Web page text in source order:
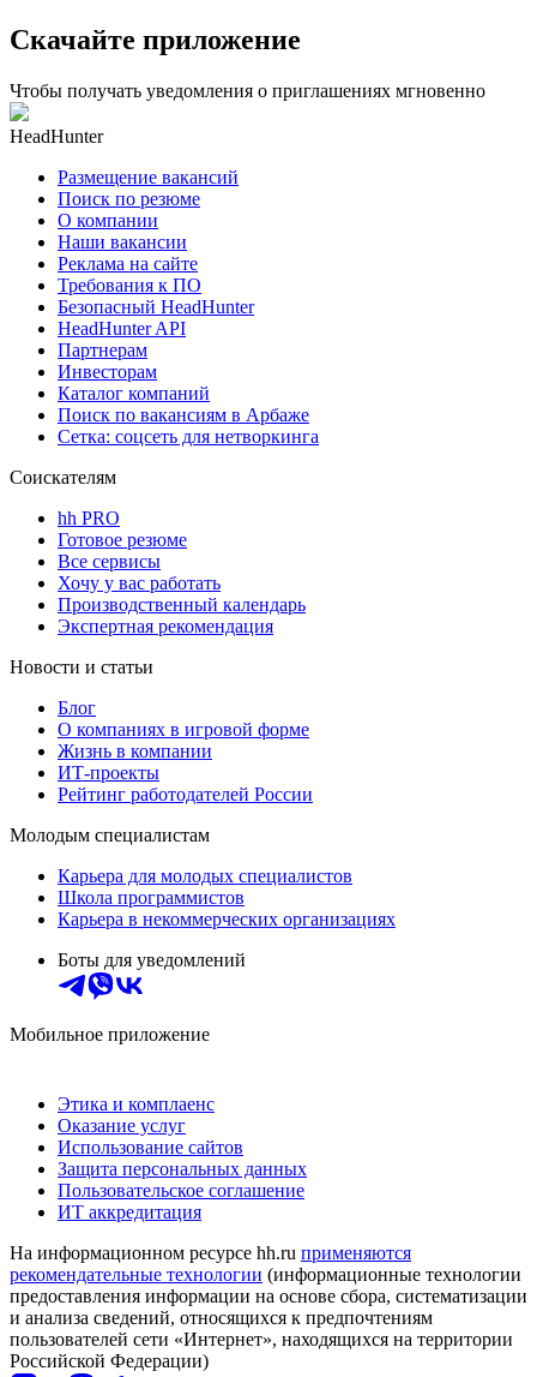
Скачайте приложение
Чтобы получать уведомления о приглашениях мгновенно
HeadHunter
Размещение вакансий
Поиск по резюме
О компании
Наши вакансии
Реклама на сайте
Требования к ПО
Безопасный HeadHunter
HeadHunter API
Партнерам
Инвесторам
Каталог компаний
Поиск по вакансиям в Арбаже
Сетка: соцсеть для нетворкинга
Соискателям
hh PRO
Готовое резюме
Все сервисы
Хочу у вас работать
Производственный календарь
Экспертная рекомендация
Новости и статьи
Блог
О компаниях в игровой форме
Жизнь в компании
ИТ-проекты
Рейтинг работодателей России
Молодым специалистам
Карьера для молодых специалистов
Школа программистов
Карьера в некоммерческих организациях
Боты для уведомлений
Мобильное приложение
Этика и комплаенс
Оказание услуг
Использование сайтов
Защита персональных данных
Пользовательское соглашение
ИТ аккредитация
На информационном ресурсе hh.ru применяются
рекомендательные технологии (информационные технологии
предоставления информации на основе сбора, систематизации
и анализа сведений, относящихся к предпочтениям
пользователей сети «Интернет», находящихся на территории
Российской Федерации)